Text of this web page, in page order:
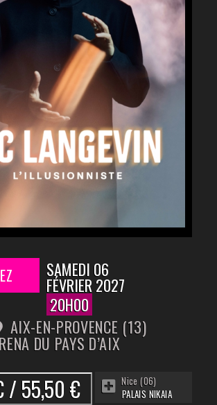
SAMEDI 06
FÉVRIER 2027
20H00
AIX-EN-PROVENCE (13)
DU PAYS D’AIX
/ 55,50 €
Nice (06)
PALAIS NIKAIA